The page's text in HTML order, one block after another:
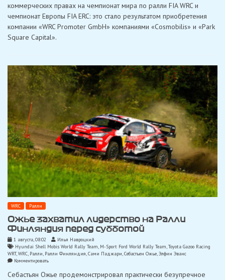
новом
соглашении
на
коммерческие
права
по
ралли
FIA
WRC
коммерческих правах на чемпионат мира по ралли FIA WRC и
чемпионат Европы FIA ERC: это стало результатом приобретения
компании «WRC Promoter GmbH» компаниями «Cosmobilis» и «Park
Square Capital».
WRC Ралли
Ожье захватил лидерство на Ралли
Финляндия перед субботой
1 августа, 08:02
Илья Навроцкий
Hyundai Shell Mobis World Rally Team, M-Sport Ford World Rally Team,Toyota Gazoo Racing
WRT,WRC, Ралли, Ралли Финляндия,Сами Паджари,Себастьен Ожье,Элфин Эванс
Комментироватьon
захватил
Себастьян Ожье продемонстрировал практически безупречное